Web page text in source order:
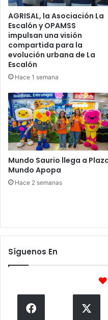
AGRISAL, la Asociación La
Escalón y OPAMSS
impulsan una visión
compartida para la
evolución urbana de La
Escalón
Hace 1 semana
Mundo Saurio llega a
Mundo Apopa
Hace 2 semanas
Síguenos En